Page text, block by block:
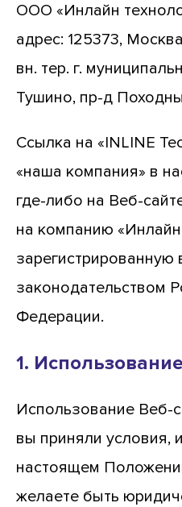
ООО «Инлайн
адрес: 125373,
вн. тер. г.
Тушино, пр-д
Ссылка на «INLINE
«наша компания» в
где-либо на Веб-
на компанию
зарегистрированную
законодательством
Федерации.
1.
Использование Веб-
вы приняли условия,
настоящем
желаете быть